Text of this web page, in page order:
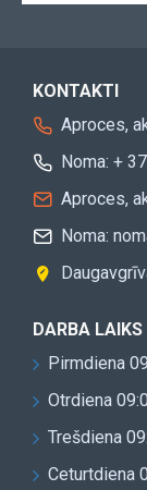
KONTAKTI
Aproces,
Noma: +
Aproces,
Noma:
DARBA LAIKS
Pirmdiena
Otrdiena
Trešdiena
Ceturtdiena